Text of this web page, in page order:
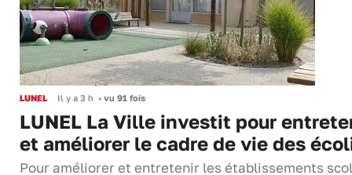
LUNEL Il y a 3 h • vu 91 fois
LUNEL La Ville investit pour
et améliorer le cadre de vie des
Pour améliorer et entretenir les établissements